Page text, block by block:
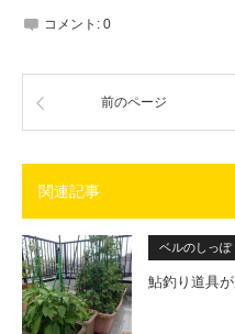
コメント: 0
前のページ
関連記事
ベルのしっぽ
鮎釣り道具が